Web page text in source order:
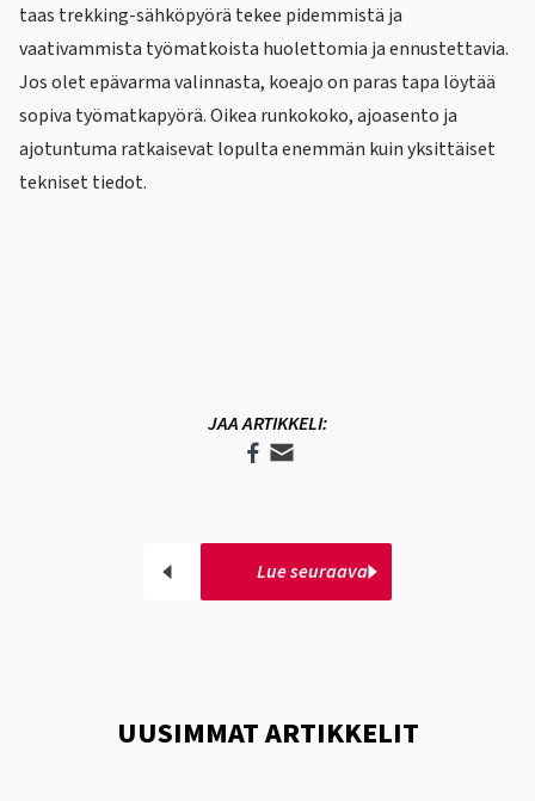
taas trekking-sähköpyörä tekee pidemmistä ja
vaativammista työmatkoista huolettomia ja ennustettavia.
Jos olet epävarma valinnasta, koeajo on paras tapa löytää
sopiva työmatkapyörä. Oikea runkokoko, ajoasento ja
ajotuntuma ratkaisevat lopulta enemmän kuin yksittäiset
tekniset tiedot.
JAA ARTIKKELI:
Lue seuraava
UUSIMMAT ARTIKKELIT